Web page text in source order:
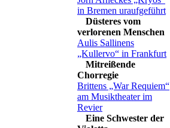
in Bremen uraufgeführt
Düsteres vom
verlorenen Menschen
Aulis Sallinens
„Kullervo“ in Frankfurt
Mitreißende
Chorregie
Brittens „War Requiem“
am Musiktheater im
Revier
Eine Schwester der